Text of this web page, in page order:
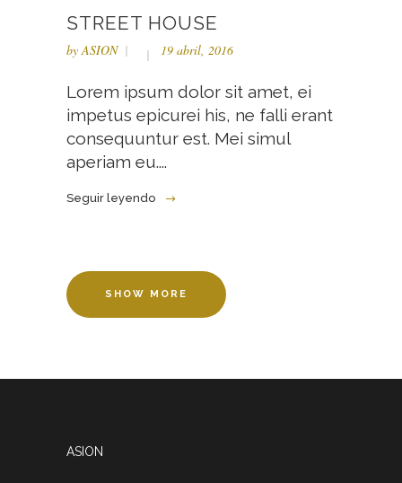
STREET HOUSE
byASION 19 abril, 2016
Lorem ipsum dolor sit amet, ei
impetus epicurei his, ne falli erant
consequuntur est. Mei simul
aperiam eu....
Seguir leyendo
SHOW MORE
ASION